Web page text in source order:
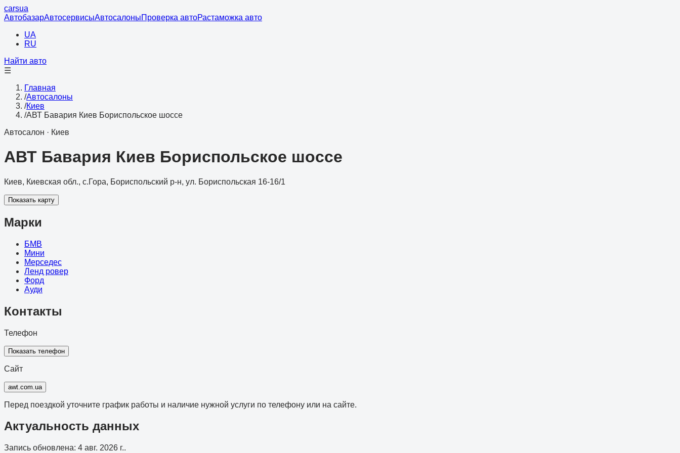
carsua
АвтобазарАвтосервисыАвтосалоныПроверка автоРастаможка авто
UA
RU
Найти авто
☰
Главная
/Автосалоны
/Киев
/АВТ Бавария Киев Бориспольское шоссе
Автосалон · Киев
АВТ Бавария Киев Бориспольское шоссе
Киев, Киевская обл., с.Гора, Бориспольский р-н, ул. Бориспольская 16-16/1
Показать карту
Марки
БМВ
Мини
Мерседес
Ленд ровер
Форд
Ауди
Контакты
Телефон
Показать телефон
Сайт
awt.com.ua
Перед поездкой уточните график работы и наличие нужной услуги по телефону или на сайте.
Актуальность данных
Запись обновлена: 4 авг. 2026 г..